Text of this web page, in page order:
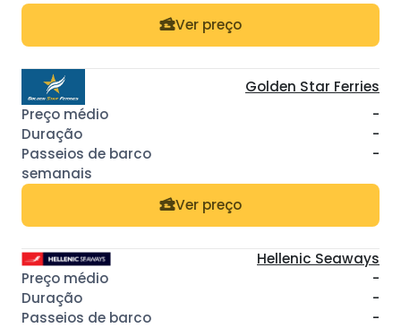
Ver preço
Golden Star Ferries
-
-
-
Ver preço
Hellenic Seaways
-
-
-